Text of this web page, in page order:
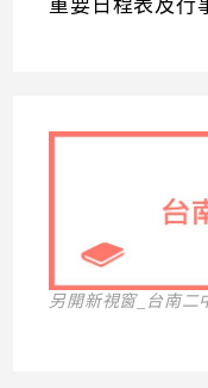
重要日程表及行
另開新視窗_台南二